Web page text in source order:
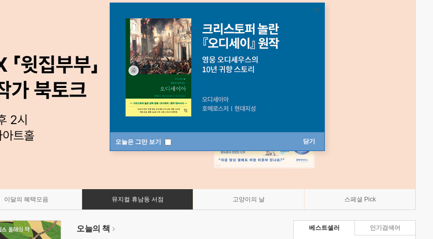
오늘은 그만 보기 닫기
이달의 혜택모음 뮤지컬 휴남동 서점 고양이의 날 스페셜 Pick
오늘의 책 베스트셀러 인기검색어